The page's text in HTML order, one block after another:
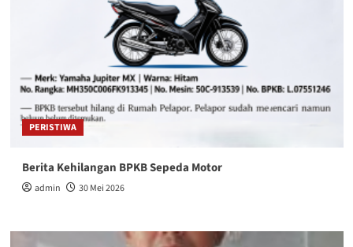
PERISTIWA
Berita Kehilangan BPKB Sepeda Motor
admin 30 Mei 2026